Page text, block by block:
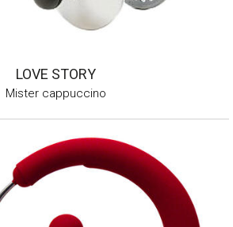
LOVE STORY
Mister cappuccino